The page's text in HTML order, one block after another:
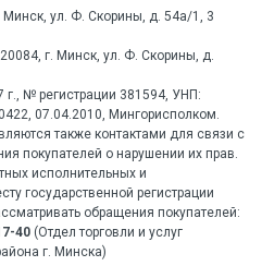
ул. Ф. Скорины, д. 54а/1, 3
г. Минск, ул. Ф. Скорины, д.
г., № регистрации 381594, УНП:
07.04.2010, Мингорисполком.
также контактами для связи с
покупателей о нарушении их прав.
исполнительных и
государственной регистрации
обращения покупателей:
40 (Отдел торговли и услуг
г. Минска)